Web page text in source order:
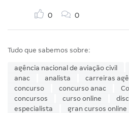
0 0
Tudo que sabemos sobre:
agência nacional de aviação civil
anac
analista
carreiras
concurso
concurso anac
concursos
curso online
especialista
gran cursos online